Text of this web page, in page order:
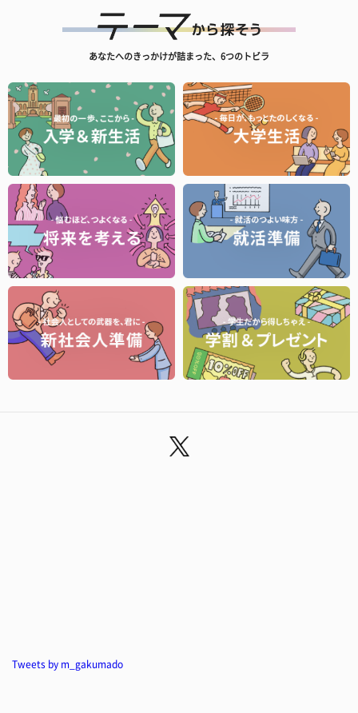
あなたへのきっかけが詰まった、6つのトビラ
Tweets by m_gakumado